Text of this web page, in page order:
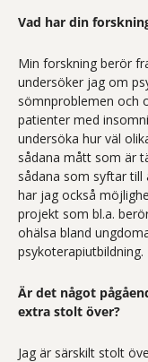
Vad har din
Min forskning berör
undersöker jag om
sömnproblemen och
patienter med
undersöka hur väl
sådana mått som är
sådana som syftar till
har jag också
projekt som bl.a.
ohälsa bland
psykoterapiutbildning.
Är det något
extra stolt över?
Jag är särskilt stolt